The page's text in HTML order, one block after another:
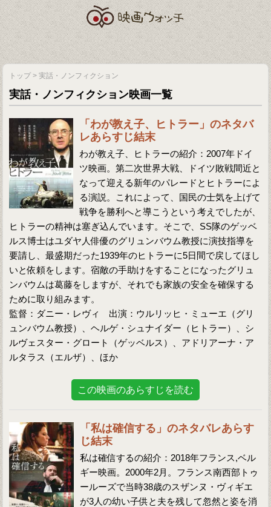
トップ > 実話・ノンフィクション
実話・ノンフィクション映画一覧
「わが教え子、ヒトラー」のネタバ
レあらすじ結末
わが教え子、ヒトラーの紹介：2007年ドイ
ツ映画。第二次世界大戦、ドイツ敗戦間近と
なって迎える新年のパレードとヒトラーによ
る演説。これによって、国民の士気を上げて
戦争を勝利へと導こうという考えでしたが、
ヒトラーの精神は塞ぎ込んでいます。そこで、SS隊のゲッベ
ルス博士はユダヤ人俳優のグリュンバウム教授に演技指導を
要請し、最盛期だった1939年のヒトラーに5日間で戻してほし
いと依頼をします。宿敵の手助けをすることになったグリュ
ンバウムは葛藤をしますが、それでも家族の安全を確保する
ために取り組みます。
監督：ダニー・レヴィ 出演：ウルリッヒ・ミューエ（グリ
ュンバウム教授）、ヘルゲ・シュナイダー（ヒトラー）、シ
ルヴェスター・グロート（ゲッベルス）、アドリアーナ・ア
ルタラス（エルザ）、ほか
この映画のあらすじを読む
「私は確信する」のネタバレあらす
じ結末
私は確信するの紹介：2018年フランス,ベル
ギー映画。2000年2月。フランス南西部トゥ
ールーズで当時38歳のスザンヌ・ヴィギエ
が3人の幼い子供と夫を残して忽然と姿を消